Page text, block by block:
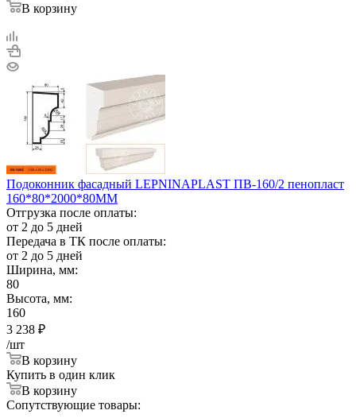
В корзину
Подоконник фасадный LEPNINAPLAST ПВ-160/2 пенопласт
160*80*2000*80ММ
Отгрузка после оплаты:
от 2 до 5 дней
Передача в ТК после оплаты:
от 2 до 5 дней
Ширина, мм:
80
Высота, мм:
160
3 238 ₽
/шт
В корзину
Купить в один клик
В корзину
Сопутствующие товары: